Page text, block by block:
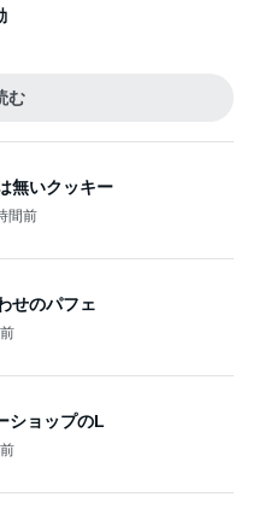
む
無いクッキー
間前
せのパフェ
ショップのL